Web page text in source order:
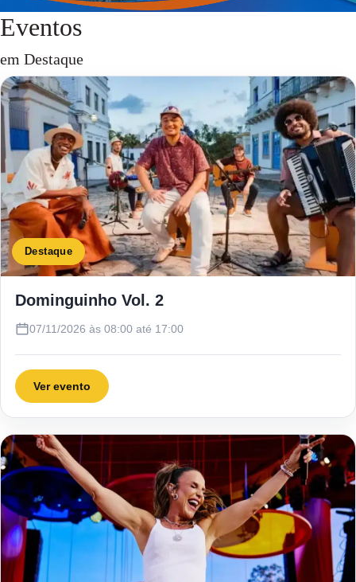
Eventos
em Destaque
Destaque
Dominguinho Vol. 2
07/11/2026 às 08:00 até 17:00
Ver evento